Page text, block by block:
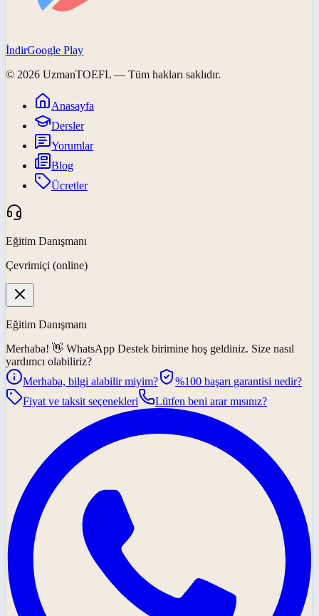
İndirGoogle Play
© 2026 UzmanTOEFL — Tüm hakları saklıdır.
Anasayfa
Dersler
Yorumlar
Blog
Ücretler
Eğitim Danışmanı
Çevrimiçi (online)
Eğitim Danışmanı
Merhaba! 👋 WhatsApp Destek birimine hoş geldiniz. Size nasıl
yardımcı olabiliriz?
Merhaba, bilgi alabilir miyim?
%100 başarı garantisi nedir?
Fiyat ve taksit seçenekleri
Lütfen beni arar mısınız?